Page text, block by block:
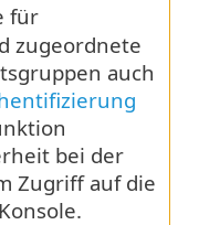
für
zugeordnete
auch
bei der
Zugriff auf die